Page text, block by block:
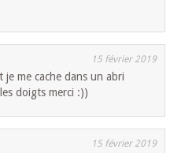
15 février 2019
me cache dans un abri
doigts merci :))
15 février 2019